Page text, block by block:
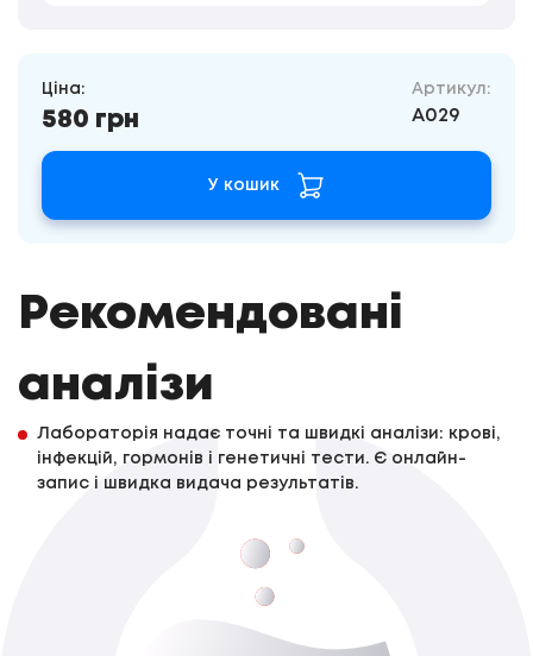
Ціна:
580 грн
Артикул:
A029
У кошик
Рекомендовані
аналізи
Лабораторія надає точні та швидкі аналізи: крові,
інфекцій, гормонів і генетичні тести. Є онлайн-
запис і швидка видача результатів.